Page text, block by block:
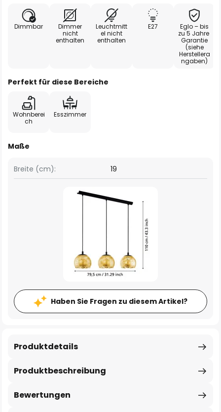
Dimmbar
Dimmer
nicht
enthalten
Leuchtmitt
el nicht
enthalten
E27
Eglo – bis
zu 5 Jahre
Garantie
(siehe
Herstellera
ngaben)
Perfekt für diese Bereiche
Wohnberei
ch
Esszimmer
Maße
Breite (cm): 19
Haben Sie Fragen zu diesem Artikel?
Produktbeschreibung
Produktdetails
Bewertungen